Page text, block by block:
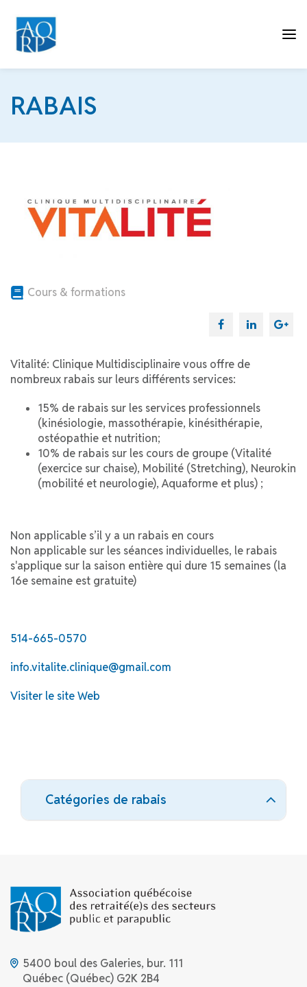
RABAIS
Cours & formations
Vitalité: Clinique Multidisciplinaire vous offre de
nombreux rabais sur leurs différents services:
15% de rabais sur les services professionnels
(kinésiologie, massothérapie, kinésithérapie,
ostéopathie et nutrition;
10% de rabais sur les cours de groupe (Vitalité
(exercice sur chaise), Mobilité (Stretching), Neurokin
(mobilité et neurologie), Aquaforme et plus) ;
Non applicable s’il y a un rabais en cours
Non applicable sur les séances individuelles, le rabais
s'applique sur la saison entière qui dure 15 semaines (la
16e semaine est gratuite)
514-665-0570
info.vitalite.clinique@gmail.com
Visiter le site Web
Catégories de rabais
5400 boul des Galeries, bur. 111
Québec (Québec) G2K 2B4